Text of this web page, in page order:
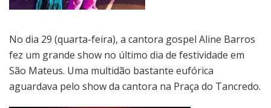
No dia 29 (quarta-feira), a cantora gospel Aline Barros
fez um grande show no último dia de festividade em
São Mateus. Uma multidão bastante eufórica
aguardava pelo show da cantora na Praça do Tancredo.